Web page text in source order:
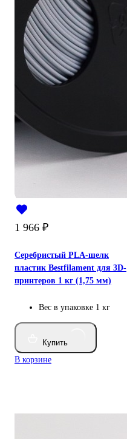
1 966 ₽
Серебристый PLA-шелк
пластик Bestfilament для 3D-
принтеров 1 кг (1,75 мм)
Вес в упаковке 1 кг
Купить
В корзине